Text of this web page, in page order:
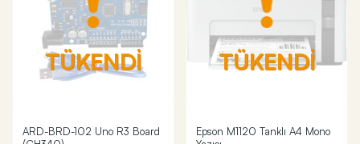
TÜKENDİ
ARD-BRD-102 Uno R3 Board
TÜKENDİ
Epson M1120 Tanklı A4 Mono